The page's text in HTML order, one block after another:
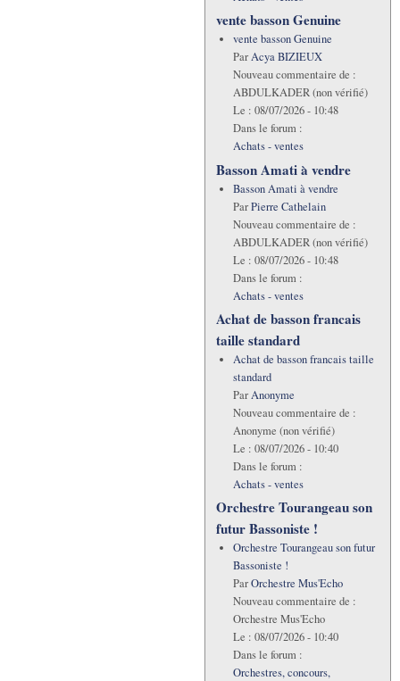
vente basson Genuine
vente basson Genuine
ParAcya BIZIEUX
Nouveau commentaire de :
ABDULKADER (non vérifié)
Le : 08/07/2026 - 10:48
Dans le forum :
Achats - ventes
Basson Amati à vendre
Basson Amati à vendre
ParPierre Cathelain
Nouveau commentaire de :
ABDULKADER (non vérifié)
Le : 08/07/2026 - 10:48
Dans le forum :
Achats - ventes
Achat de basson francais
taille standard
Achat de basson francais taille
standard
ParAnonyme
Nouveau commentaire de :
Anonyme (non vérifié)
Le : 08/07/2026 - 10:40
Dans le forum :
Achats - ventes
Orchestre Tourangeau son
futur Bassoniste !
Orchestre Tourangeau son futur
Bassoniste !
ParOrchestre Mus'Echo
Nouveau commentaire de :
Orchestre Mus'Echo
Le : 08/07/2026 - 10:40
Dans le forum :
Orchestres, concours,